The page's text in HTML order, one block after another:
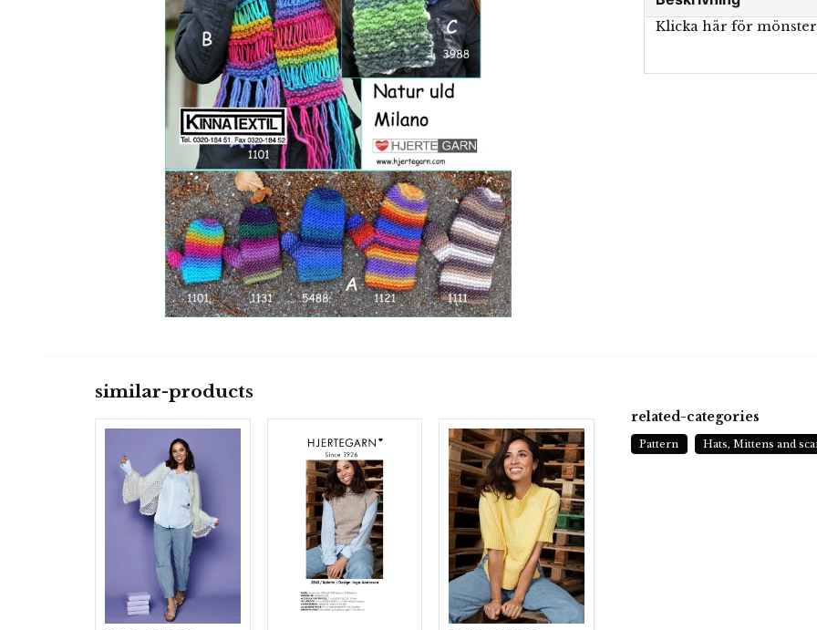
Klicka här för mönster
similar-products
related-categories
Pattern Hats, Mittens and